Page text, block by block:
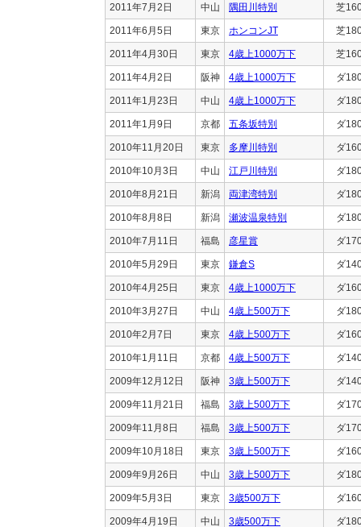
2011年7月2日 中山 隅田川特別 芝
2011年6月5日 東京 ホンコンJT 芝
2011年4月30日 東京 4歳上1000万下 芝
2011年4月2日 阪神 4歳上1000万下 ダ
2011年1月23日 中山 4歳上1000万下 ダ
2011年1月9日 京都 五条坂特別 ダ
2010年11月20日 東京 多摩川特別 ダ
2010年10月3日 中山 江戸川特別 ダ
2010年8月21日 新潟 両津湾特別 ダ
2010年8月8日 新潟 瀬波温泉特別 ダ
2010年7月11日 福島 彦星賞 ダ
2010年5月29日 東京 鎌倉S ダ
2010年4月25日 東京 4歳上1000万下 ダ
2010年3月27日 中山 4歳上500万下 ダ
2010年2月7日 東京 4歳上500万下 ダ
2010年1月11日 京都 4歳上500万下 ダ
2009年12月12日 阪神 3歳上500万下 ダ
2009年11月21日 福島 3歳上500万下 ダ
2009年11月8日 福島 3歳上500万下 ダ
2009年10月18日 東京 3歳上500万下 ダ
2009年9月26日 中山 3歳上500万下 ダ
2009年5月3日 東京 3歳500万下 ダ
2009年4月19日 中山 3歳500万下 ダ